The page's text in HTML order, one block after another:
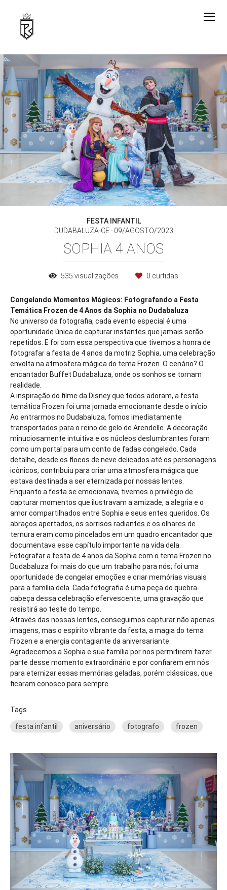
FESTA INFANTIL
DUDABALUZA-CE
09/AGOSTO/2023
SOPHIA 4 ANOS
535 visualizações 0 curtidas
Congelando Momentos Mágicos: Fotografando a Festa
Temática Frozen de 4 Anos da Sophia no Dudabaluza
No universo da fotografia, cada evento especial é uma
oportunidade única de capturar instantes que jamais serão
repetidos. E foi com essa perspectiva que tivemos a honra de
fotografar a festa de 4 anos da motriz Sophia, uma celebração
envolta na atmosfera mágica do tema Frozen. O cenário? O
encantador Buffet Dudabaluza, onde os sonhos se tornam
realidade.
A inspiração do filme da Disney que todos adoram, a festa
temática Frozen foi uma jornada emocionante desde o início.
Ao entrarmos no Dudabaluza, fomos imediatamente
transportados para o reino de gelo de Arendelle. A decoração
minuciosamente intuitiva e os núcleos deslumbrantes foram
como um portal para um conto de fadas congelado. Cada
detalhe, desde os flocos de neve delicados até os personagens
icônicos, contribuiu para criar uma atmosfera mágica que
estava destinada a ser eternizada por nossas lentes.
Enquanto a festa se emocionava, tivemos o privilégio de
capturar momentos que ilustravam a amizade, a alegria e o
amor compartilhados entre Sophia e seus entes queridos. Os
abraços apertados, os sorrisos radiantes e os olhares de
ternura eram como pincelados em um quadro encantador que
documentava esse capítulo importante na vida dela.
Fotografar a festa de 4 anos da Sophia com o tema Frozen no
Dudabaluza foi mais do que um trabalho para nós; foi uma
oportunidade de congelar emoções e criar memórias visuais
para a família dela. Cada fotografia é uma peça do quebra-
cabeça dessa celebração efervescente, uma gravação que
resistirá ao teste do tempo.
Através das nossas lentes, conseguimos capturar não apenas
imagens, mas o espírito vibrante da festa, a magia do tema
Frozen e a energia contagiante da aniversariante.
Agradecemos a Sophia e sua família por nos permitirem fazer
parte desse momento extraordinário e por confiarem em nós
para eternizar essas memórias geladas, porém clássicas, que
ficaram conosco para sempre.
Tags
festa infantil aniversário fotografo frozen